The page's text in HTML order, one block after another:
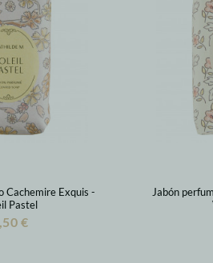
Cachemire Exquis -
Pastel
€
Jabón